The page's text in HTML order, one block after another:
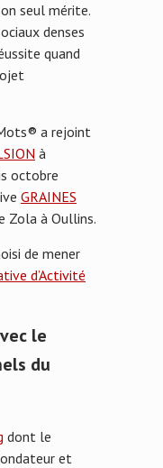
seul mérite.
denses
quand
a rejoint
à
octobre
GRAINES
Zola à Oullins.
de mener
d’Activité
le
du
dont le
et